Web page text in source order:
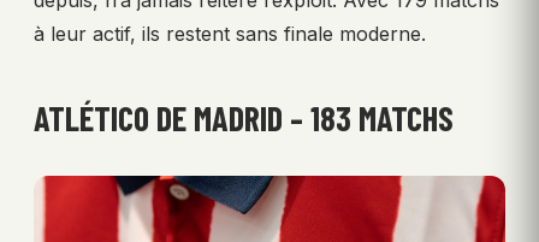
à leur actif, ils restent sans finale moderne.
ATLÉTICO DE MADRID – 183 MATCHS